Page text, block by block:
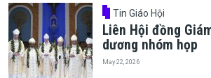
Tin Giáo Hội
Liên Hội đồng
dương nhóm họp
May 22, 2026